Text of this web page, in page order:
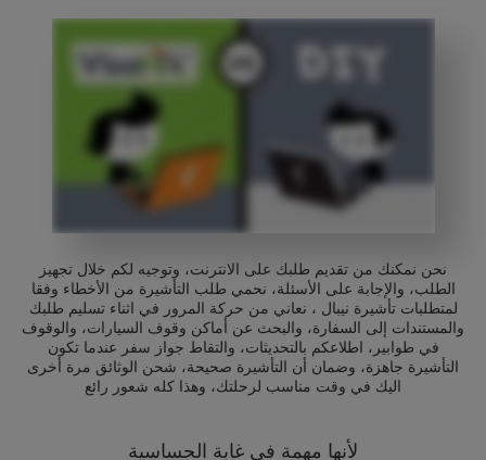
نحن نمكنك من تقديم طلبك على الانترنت، وتوجيه لكم خلال تجهيز
الطلب، والإجابة على الأسئلة، نحمي طلب التأشيرة من الأخطاء وفقا
لمتطلبات تأشيرة نيبال ، نعاني من حركة المرور في اثناء تسليم طلبك
والمستندات إلى السفارة، والبحث عن أماكن وقوف السيارات، والوقوف
في طوابير، اطلاعكم بالتحديثات، والتقاط جواز سفر عندما تكون
التأشيرة جاهزة، وضمان أن التأشيرة صحيحة، شحن الوثائق مرة أخرى
اليك في وقت مناسب لرحلتك، وهذا كله شعور رائع
لأنها مهمة في غاية الحساسية